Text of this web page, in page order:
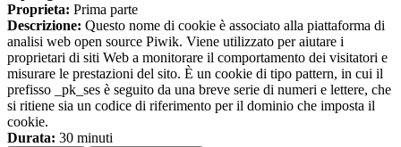
Proprieta: Prima parte
Descrizione: Questo nome di cookie è associato alla piattaforma di
analisi web open source Piwik. Viene utilizzato per aiutare i
proprietari di siti Web a monitorare il comportamento dei visitatori e
misurare le prestazioni del sito. È un cookie di tipo pattern, in cui il
prefisso _pk_ses è seguito da una breve serie di numeri e lettere, che
si ritiene sia un codice di riferimento per il dominio che imposta il
cookie.
Durata: 30 minuti